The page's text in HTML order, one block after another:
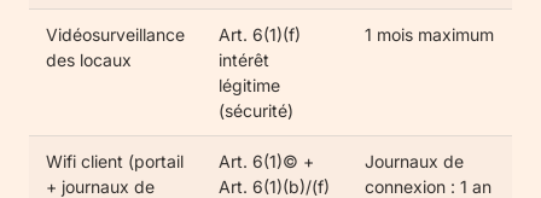
Vidéosurveillance
des locaux
Art. 6(1)(f)
intérêt
légitime
(sécurité)
1 mois maximum
Wifi client (portail
+ journaux de
Art. 6(1)© +
Art. 6(1)(b)/(f)
Journaux de
connexion : 1 an